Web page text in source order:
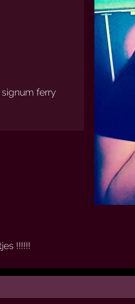
signum ferry
!!!!!!